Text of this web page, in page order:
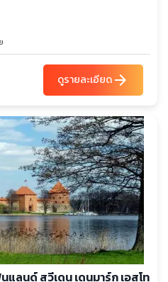
ดูรายละเอียดarrow_forward
ด์ สวีเดน เดนมาร์ก เอสโท